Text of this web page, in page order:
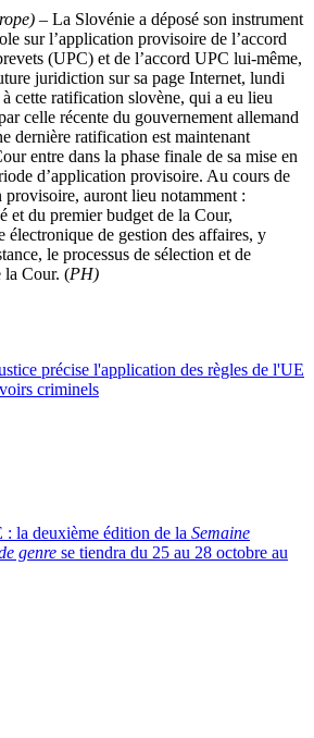
– La Slovénie a déposé son instrument
sur l’application provisoire de l’accord
(UPC) et de l’accord UPC lui-même,
juridiction sur sa page Internet, lundi
cette ratification slovène, qui a eu lieu
celle récente du gouvernement allemand
dernière ratification est maintenant
entre dans la phase finale de sa mise en
d’application provisoire. Au cours de
provisoire, auront lieu notamment :
et du premier budget de la Cour,
électronique de gestion des affaires, y
le processus de sélection et de
la Cour. (PH)
précise l'application des règles de l'UE
criminels
: la deuxième édition de la Semaine
genre se tiendra du 25 au 28 octobre au